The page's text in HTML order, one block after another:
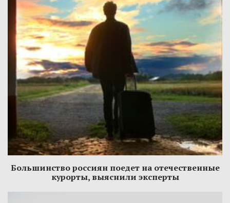
Большинство россиян поедет на отечественные
курорты, выяснили эксперты